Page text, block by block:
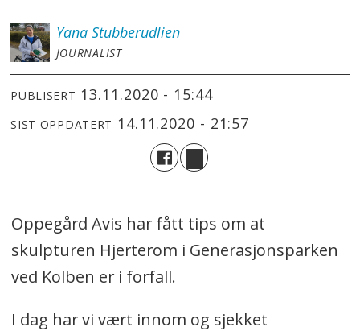
Yana Stubberudlien
JOURNALIST
PUBLISERT 13.11.2020 - 15:44
SIST OPPDATERT 14.11.2020 - 21:57
Oppegård Avis har fått tips om at
skulpturen Hjerterom i Generasjonsparken
ved Kolben er i forfall.
I dag har vi vært innom og sjekket